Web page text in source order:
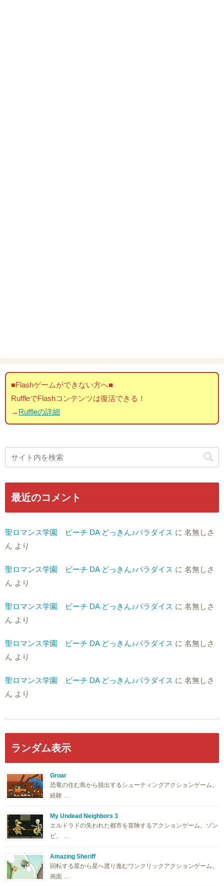
■Flashゲームができない方へ■
RuffleでFlashコンテンツは復活できる！
→ Ruffleの詳細
最近のコメント
聖ロマンス学園 ビーチ DA どっきん♪パラダイス に 名無しさ
ん より
聖ロマンス学園 ビーチ DA どっきん♪パラダイス に 名無しさ
ん より
聖ロマンス学園 ビーチ DA どっきん♪パラダイス に 名無しさ
ん より
聖ロマンス学園 ビーチ DA どっきん♪パラダイス に 名無しさ
ん より
聖ロマンス学園 ビーチ DA どっきん♪パラダイス に 名無しさ
ん より
ランダム表示
Groar
恐竜の住む島から脱出するシューティングアクションゲーム。
経験 …
My Undead Neighbors 3
エルドラドの失われた都市を冒険するアクションゲーム。ゾン
ビ、 …
Amazing Sheriff
回転する星から星へ渡り進むワンクリックアクションゲーム。
画面 …